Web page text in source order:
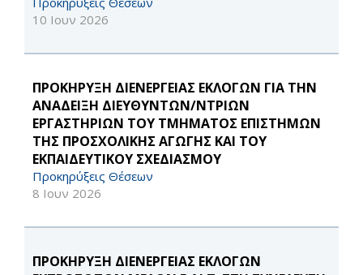
10 Ιουν 2026
ΠΡΟΚΗΡΥΞΗ ΔΙΕΝΕΡΓΕΙΑΣ ΕΚΛΟΓΩΝ ΓΙΑ ΤΗΝ
ΑΝΑΔΕΙΞΗ ΔΙΕΥΘΥΝΤΩΝ/ΝΤΡΙΩΝ
ΕΡΓΑΣΤΗΡΙΩΝ ΤΟΥ ΤΜΗΜΑΤΟΣ ΕΠΙΣΤΗΜΩΝ
ΤΗΣ ΠΡΟΣΧΟΛΙΚΗΣ ΑΓΩΓΗΣ ΚΑΙ ΤΟΥ
ΕΚΠΑΙΔΕΥΤΙΚΟΥ ΣΧΕΔΙΑΣΜΟΥ
Προκηρύξεις Θέσεων
8 Ιουν 2026
ΠΡΟΚΗΡΥΞΗ ΔΙΕΝΕΡΓΕΙΑΣ ΕΚΛΟΓΩΝ